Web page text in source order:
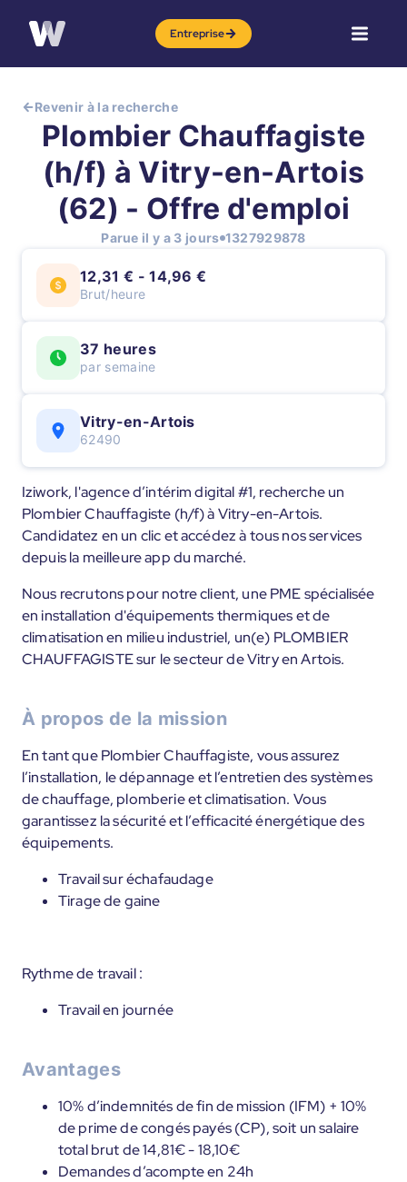
Entreprise
Revenir à la recherche
Plombier Chauffagiste
(h/f) à Vitry-en-Artois
(62) - Offre d'emploi
Parue il y a 3 jours 1327929878
12,31 € - 14,96 €
Brut/heure
37 heures
par semaine
Vitry-en-Artois
62490
Iziwork, l'agence d’intérim digital #1, recherche un
Plombier Chauffagiste (h/f) à Vitry-en-Artois.
Candidatez en un clic et accédez à tous nos services
depuis la meilleure app du marché.
Nous recrutons pour notre client, une PME spécialisée
en installation d'équipements thermiques et de
climatisation en milieu industriel, un(e) PLOMBIER
CHAUFFAGISTE sur le secteur de Vitry en Artois.
À propos de la mission
En tant que Plombier Chauffagiste, vous assurez
l’installation, le dépannage et l’entretien des systèmes
de chauffage, plomberie et climatisation. Vous
garantissez la sécurité et l’efficacité énergétique des
équipements.
Travail sur échafaudage
Tirage de gaine
Rythme de travail :
Travail en journée
Avantages
10% d’indemnités de fin de mission (IFM) + 10%
de prime de congés payés (CP), soit un salaire
total brut de 14,81€ - 18,10€
Demandes d’acompte en 24h